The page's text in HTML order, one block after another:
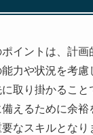
イントは、計
力や状況を考
取り掛かるこ
えるために余
なスキルとなり